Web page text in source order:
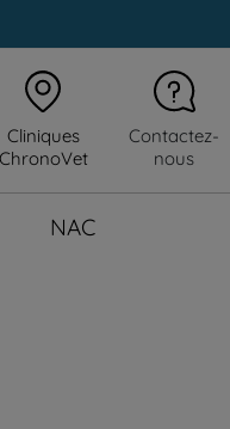
Cliniques
Contactez-
nous
NAC